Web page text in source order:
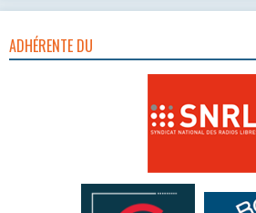
ADHÉRENTE DU